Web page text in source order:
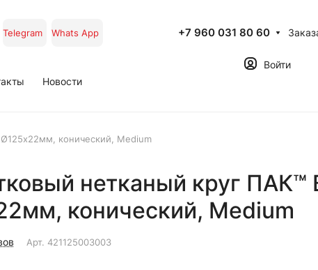
Telegram Whats App +7 960 031 80 60
Новости
Войти
конический, Medium
нетканый круг ПАК™
конический, Medium
Арт. 421125003003